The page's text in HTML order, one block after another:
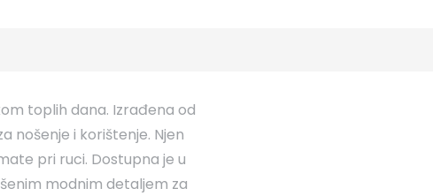
toplih dana. Izrađena od
nošenje i korištenje. Njen
pri ruci. Dostupna je u
modnim detaljem za